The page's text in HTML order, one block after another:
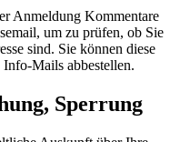
Anmeldung Kommentare
um zu prüfen, ob Sie
sind. Sie können diese
Mails abbestellen.
Sperrung